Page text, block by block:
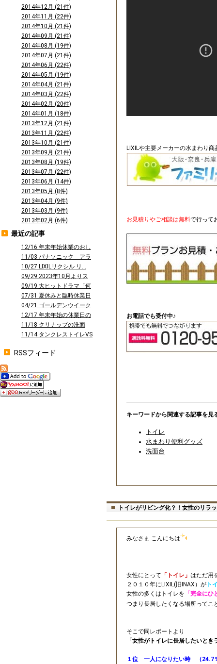
LIXILや主要メーカーの水まわり
お見積りやご相談は無料で行って
お電話でも受付中♪
キーワードから関連する記事を見
トイレ
水まわり便利グッズ
洗面台
トイレがリビング化？！女性のリラ
みなさま こんにちは
女性にとって 「トイレ」 はただ用
２０１０年にLIXIL(旧INAX）が ト
女性の多くはトイレを 「完全に
つまり長居したくなる場所ってこ
そこで同レポートより
「女性がトイレに長居したいとき
１位 一人になりたい時 （24.7
2014年12月 (21件)
2014年11月 (22件)
2014年10月 (21件)
2014年09月 (21件)
2014年08月 (19件)
2014年07月 (21件)
2014年06月 (22件)
2014年05月 (19件)
2014年04月 (21件)
2014年03月 (22件)
2014年02月 (20件)
2014年01月 (18件)
2013年12月 (21件)
2013年11月 (22件)
2013年10月 (21件)
2013年09月 (21件)
2013年08月 (19件)
2013年07月 (22件)
2013年06月 (14件)
2013年05月 (8件)
2013年04月 (9件)
2013年03月 (9件)
2013年02月 (6件)
最近の記事
12/16 年末年始休業のおし
らせ
11/03 パナソニック アラ
ウーノ...
10/27 LIXILリクシル リ...
09/29 2023年10月よりス
タ...
09/19 大ヒットドラマ「何
曜日に...
07/31 夏休みと臨時休業日
のお知...
04/21 ゴールデンウイーク
休業の...
12/17 年末年始の休業日の
お知ら...
11/18 クリナップの洗面
台 ファ...
11/14 タンクレストイレVS
RSSフィード